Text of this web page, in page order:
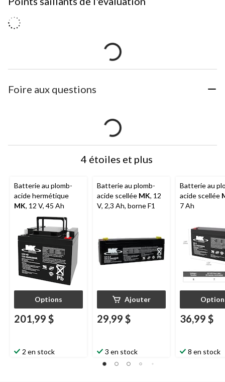
Foire aux questions
4 étoiles et plus
Batterie au plomb-
acide hermétique
MK, 12 V, 45 Ah
Options
201,99 $
2 en stock
Batterie au plomb-
acide scellée MK, 12
V, 2,3 Ah, borne F1
Ajouter
29,99 $
3 en stock
Batterie au
acide scellée
7 Ah
36,99 $
8 en stock